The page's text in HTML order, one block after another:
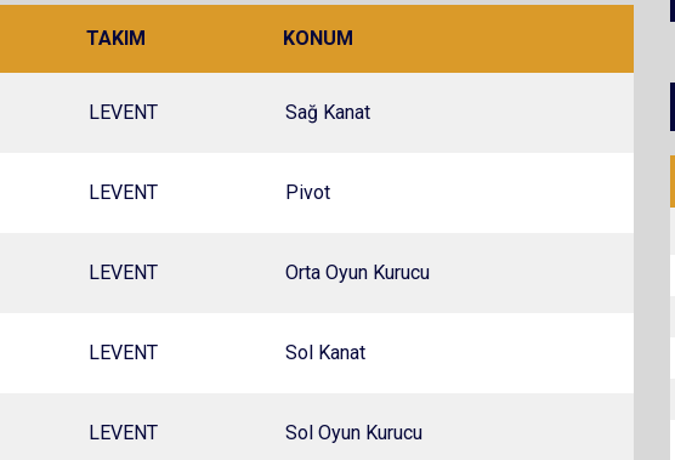
TAKIM KONUM
LEVENT Sağ Kanat
LEVENT Pivot
LEVENT Orta Oyun Kurucu
LEVENT Sol Kanat
LEVENT Sol Oyun Kurucu